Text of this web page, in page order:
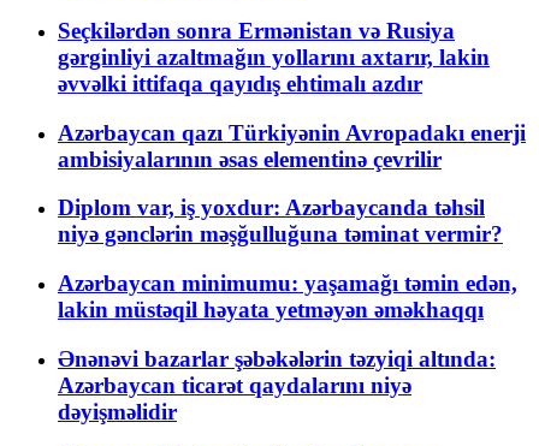
Seçkilərdən sonra Ermənistan və Rusiya
gərginliyi azaltmağın yollarını axtarır, lakin
əvvəlki ittifaqa qayıdış ehtimalı azdır
Azərbaycan qazı Türkiyənin Avropadakı enerji
ambisiyalarının əsas elementinə çevrilir
Diplom var, iş yoxdur: Azərbaycanda təhsil
niyə gənclərin məşğulluğuna təminat vermir?
Azərbaycan minimumu: yaşamağı təmin edən,
lakin müstəqil həyata yetməyən əməkhaqqı
Ənənəvi bazarlar şəbəkələrin təzyiqi altında:
Azərbaycan ticarət qaydalarını niyə
dəyişməlidir